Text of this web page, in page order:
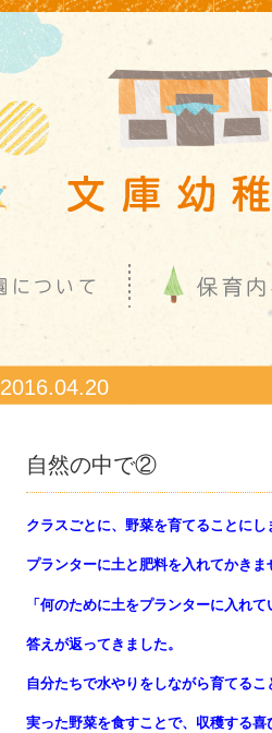
2016.04.20
自然の中で②
クラスごとに、野菜を育てることにし
プランターに土と肥料を入れてかきま
「何のために土をプランターに入れ
答えが返ってきました。
自分たちで水やりをしながら育てるこ
実った野菜を食すことで、収穫する喜